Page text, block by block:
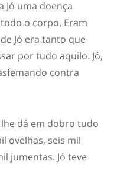
Jó uma doença
o corpo. Eram
Jó era tanto que
por tudo aquilo. Jó,
ndo contra
lhe dá em dobro tudo
ovelhas, seis mil
jumentas. Jó teve